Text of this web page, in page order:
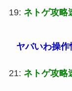
19: ネトゲ攻略
ヤバいわ操
21: ネトゲ攻略